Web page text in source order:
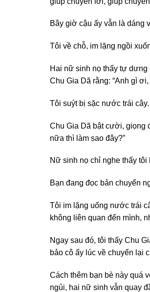
Bây giờ cậu ấy vẫn là dáng
Tôi về chỗ, im lặng ngồi
Hai nữ sinh nọ thấy tự
Chu Gia Dã rằng: “Anh gì
Tôi suýt bị sặc nước trái cây.
Chu Gia Dã bật cười, giọng
nữa thì làm sao đây?”
Nữ sinh nọ chỉ nghe thấy
Bạn đang đọc bản chuyển
Tôi im lặng uống nước trái
không liên quan đến mình,
Ngay sau đó, tôi thấy Chu
bảo cô ấy lúc về chuyển lại
Cách thêm bạn bè này quá
ngủi, hai nữ sinh vẫn quay